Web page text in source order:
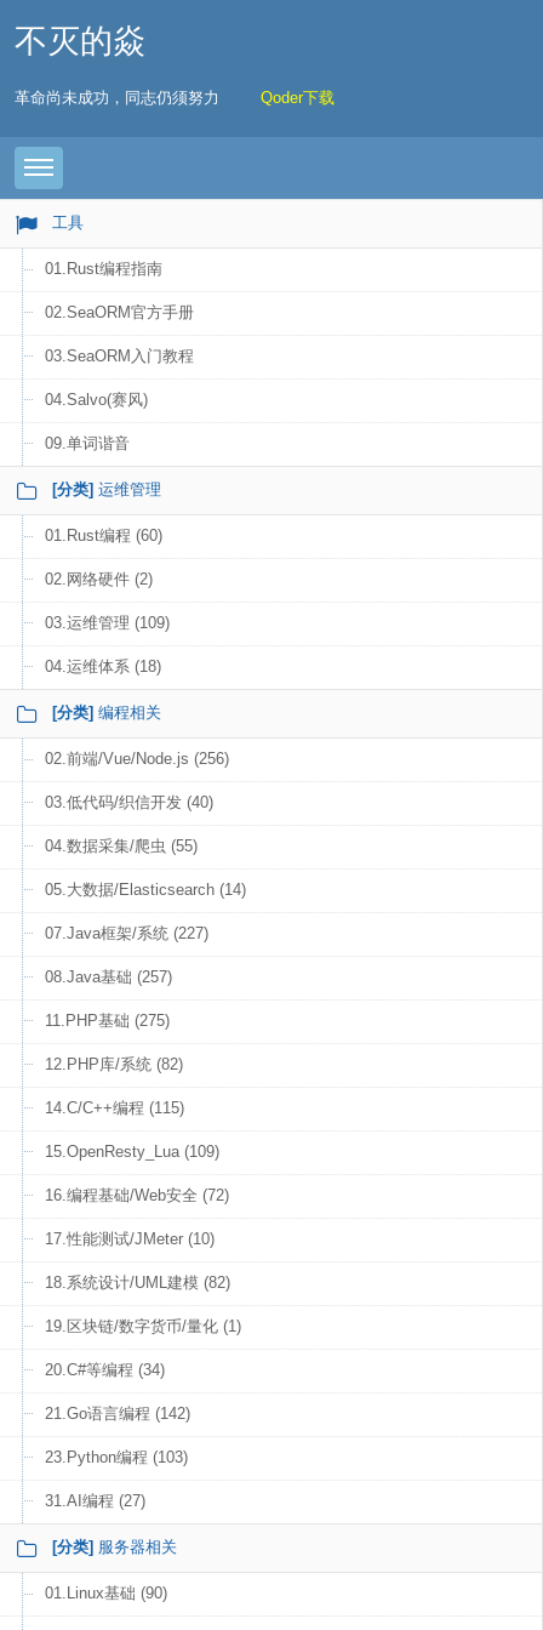
不灭的焱
革命尚未成功，同志仍须努力 Qoder下载
Toggle navigation
工具
01.Rust编程指南
02.SeaORM官方手册
03.SeaORM入门教程
04.Salvo(赛风)
09.单词谐音
[分类] 运维管理
01.Rust编程 (60)
02.网络硬件 (2)
03.运维管理 (109)
04.运维体系 (18)
[分类] 编程相关
02.前端/Vue/Node.js (256)
03.低代码/织信开发 (40)
04.数据采集/爬虫 (55)
05.大数据/Elasticsearch (14)
07.Java框架/系统 (227)
08.Java基础 (257)
11.PHP基础 (275)
12.PHP库/系统 (82)
14.C/C++编程 (115)
15.OpenResty_Lua (109)
16.编程基础/Web安全 (72)
17.性能测试/JMeter (10)
18.系统设计/UML建模 (82)
19.区块链/数字货币/量化 (1)
20.C#等编程 (34)
21.Go语言编程 (142)
23.Python编程 (103)
31.AI编程 (27)
[分类] 服务器相关
01.Linux基础 (90)